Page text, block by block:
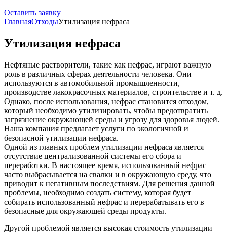
Оставить заявку
ГлавнаяОтходыУтилизация нефраса
Утилизация нефраса
Нефтяные растворители, такие как нефрас, играют важную
роль в различных сферах деятельности человека. Они
используются в автомобильной промышленности,
производстве лакокрасочных материалов, строительстве и т. д.
Однако, после использования, нефрас становится отходом,
который необходимо утилизировать, чтобы предотвратить
загрязнение окружающей среды и угрозу для здоровья людей.
Наша компания предлагает услуги по экологичной и
безопасной утилизации нефраса.
Одной из главных проблем утилизации нефраса является
отсутствие централизованной системы его сбора и
переработки. В настоящее время, использованный нефрас
часто выбрасывается на свалки и в окружающую среду, что
приводит к негативным последствиям. Для решения данной
проблемы, необходимо создать систему, которая будет
собирать использованный нефрас и перерабатывать его в
безопасные для окружающей среды продукты.
Другой проблемой является высокая стоимость утилизации